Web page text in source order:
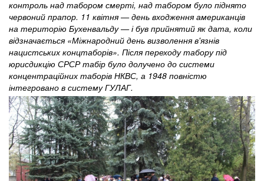
контроль над табором смерті, над табором було піднято
червоний прапор. 11 квітня — день входження американців
на територію Бухенвальду — і був прийнятий як дата, коли
відзначається «Міжнародний день визволення в'язнів
нацистських концтаборів». Після переходу табору під
юрисдикцію СРСР табір було долучено до системи
концентраційних таборів НКВС, а 1948 повністю
інтегровано в систему ГУЛАГ.